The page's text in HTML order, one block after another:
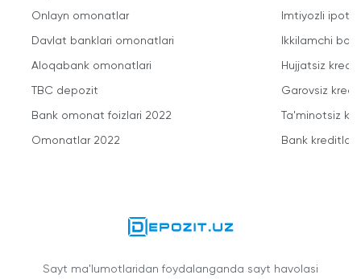
Onlayn omonatlar
Davlat banklari omonatlari
Aloqabank omonatlari
TBC depozit
Bank omonat foizlari 2022
Omonatlar 2022
Imtiyozli
Ikkilamchi
Hujjatsiz
Garovsiz
Ta'minotsiz
Bank kreditlari
Sayt ma'lumotlaridan foydalanganda sayt havolasi